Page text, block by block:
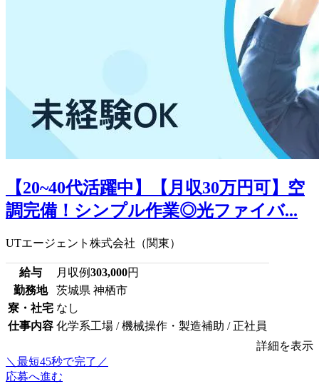
【20~40代活躍中】【月収30万円可】空
調完備！シンプル作業◎光ファイバ...
UTエージェント株式会社（関東）
給与 月収例303,000円
勤務地
茨城県 神栖市
寮・社宅 なし
仕事内容 化学系工場 / 機械操作・製造補助 / 正社員
詳細を表示
＼最短45秒で完了／
応募へ進む